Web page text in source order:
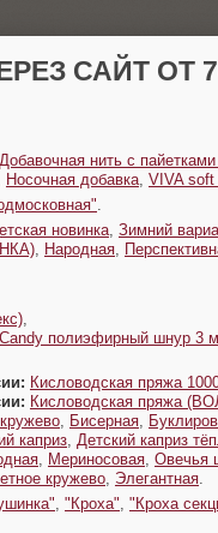
САЙТ ОТ
Добавочная нить с
Носочная добавка VIVA
новинка Зимний
Народная
Candy полиэфирный шнур 3
Кисловодская пряжа
Кисловодская пряжа
Бисерная
каприз Детский каприз
Мериносовая Овечья
кружево Элегантная
"Кроха" "Кроха